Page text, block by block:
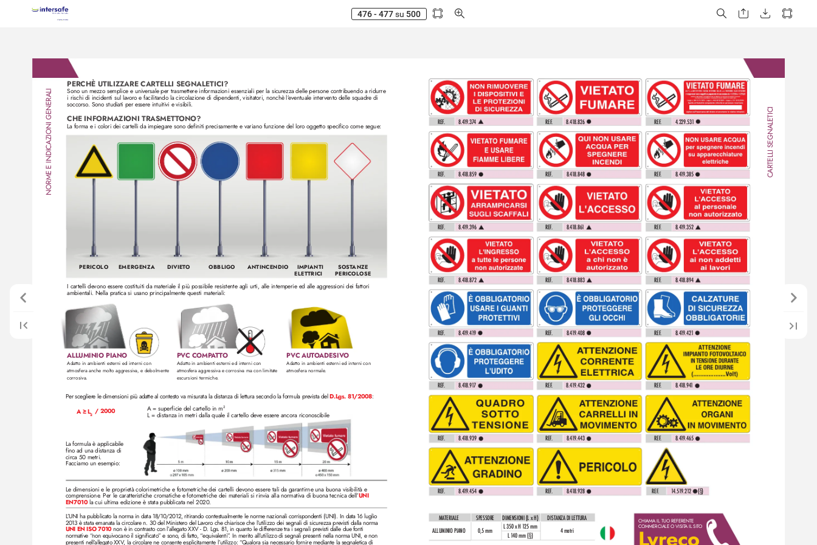
476 - 477 su 500
NORME E INDICAZIONI GENERALI
PERCHÈ UTILIZZARE CARTELLI SEGNALETICI?
Sono un mezzo semplice e universale per trasmettere informazioni essenziali per la sicurezza delle persone contribuendo a ridurre
i rischi di incidenti sul lavoro e facilitando la circolazione di dipendenti, visitatori, nonchè l’eventuale intervento delle squadre di
soccorso. Sono studiati per essere intuitivi e visibili.
CHE INFORMAZIONI TRASMETTONO?
La forma e i colori dei cartelli da impiegare sono definiti precisamente e variano funzione del loro oggetto specifico come segue:
I cartelli devono essere costituiti da materiale il più possibile resistente agli urti, alle intemperie ed alle aggressioni dei fattori
ambientali. Nella pratica si usano principalmente questi materiali:
Le dimensioni e le proprietà colorimetriche e fotometriche dei cartelli devono essere tali da garantirne una buona visibilità e
comprensione. Per le caratteristiche cromatiche e fotometriche dei materiali si rinvia alla normativa di buona tecnica dell’UNI
EN7010 la cui ultima edizione è stata pubblicata nel 2020.
L’UNI ha pubblicato la norma in data 18/10/2012, ritirando contestualmente le norme nazionali corrispondenti (UNI). In data 16 luglio
2013 è stata emanata la circolare n. 30 del Ministero del Lavoro che chiarisce che l’utilizzo dei segnali di sicurezza previsti dalla norma
UNI EN ISO 7010 non è in contrasto con l’allegato XXV - D. Lgs. 81, in quanto le differenze tra i segnali previsti dalle due fonti
normative “non equivocano il significato” e sono, di fatto, “equivalenti”. In merito all’utilizzo di segnali presenti nella norma UNI, e non
presenti nell’allegato XXV, la circolare ne consente esplicitamente l’utilizzo: “Qualora sia necessario fornire mediante la segnaletica di
Per scegliere le dimensioni più adatte al contesto va misurata la distanza di lettura secondo la formula prevista del D.Lgs. 81/2008:
La formula è applicabile
fino ad una distanza di
circa 50 metri.
Facciamo un esempio:
PERICOLO EMERGENZA DIVIETO OBBLIGO ANTINCENDIO
IMPIANTI
ELETTRICI
SOSTANZE
PERICOLOSE
A = superficie del cartello in m2
L = distanza in metri dalla quale il cartello deve essere ancora riconoscibile
A ≥ L
2 / 2000
ALLUMINIO PIANO
Adatto in ambienti esterni ed interni con
atmosfera anche molto aggressiva, e debolmente
corrosiva.
PVC COMPATTO
Adatto in ambienti esterni ed interni con
atmosfera aggressiva e corrosiva ma con limitate
escursioni termiche.
PVC AUTOADESIVO
Adatto in ambienti esterni ed interni con
atmosfera normale.
CARTELLI SEGNALETICI
CHIAMA IL TUO REFERENTE
COMMERCIALE O VISITA IL SITO
Lyreco
REF. 14.519.212 (§)
REF. 8.419.374 REF. 8.418.826 REF. 4.229.531
REF. 8.418.859 REF. 8.418.848 REF. 8.419.385
REF. 8.419.396 REF. 8.418.861 REF. 8.419.352
REF. 8.418.872 REF. 8.418.883 REF. 8.418.894
REF. 8.419.419 REF. 8.419.408 REF. 8.419.421
REF. 8.418.917 REF. 8.419.432 REF. 8.418.941
REF. 8.418.939 REF. 8.419.443 REF. 8.419.465
REF. 8.419.454 REF. 8.418.928
MATERIALE SPESSORE DIMENSIONI (L x H) DISTANZA DI LETTURA
ALLUMINIO PIANO 0,5 mm
L 350 x H 125 mm
4 metri
L 140 mm (§)